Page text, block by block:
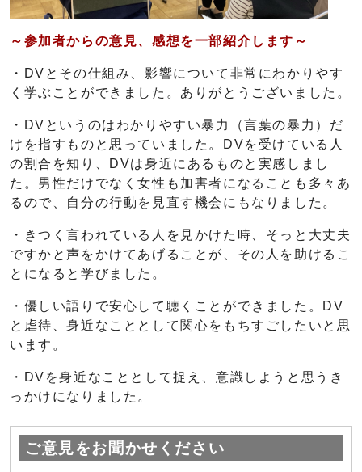
～参加者からの意見、感想を一部紹介します～
・DVとその仕組み、影響について非常にわかりやす
く学ぶことができました。ありがとうございました。
・DVというのはわかりやすい暴力（言葉の暴力）だ
けを指すものと思っていました。DVを受けている人
の割合を知り、DVは身近にあるものと実感しまし
た。男性だけでなく女性も加害者になることも多々あ
るので、自分の行動を見直す機会にもなりました。
・きつく言われている人を見かけた時、そっと大丈夫
ですかと声をかけてあげることが、その人を助けるこ
とになると学びました。
・優しい語りで安心して聴くことができました。DV
と虐待、身近なこととして関心をもちすごしたいと思
います。
・DVを身近なこととして捉え、意識しようと思うき
っかけになりました。
ご意見をお聞かせください